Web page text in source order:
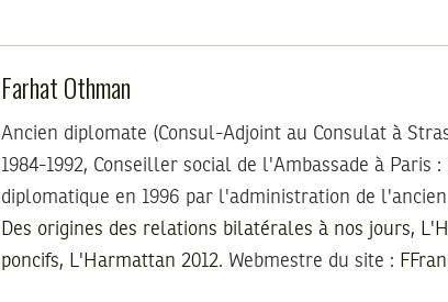
Farhat Othman
Ancien diplomate (Consul-Adjoint au Consulat à
1984-1992, Conseiller social de l'Ambassade à
diplomatique en 1996 par l'administration de
Des origines des relations bilatérales à nos jours,
poncifs, L'Harmattan 2012. Webmestre du site :